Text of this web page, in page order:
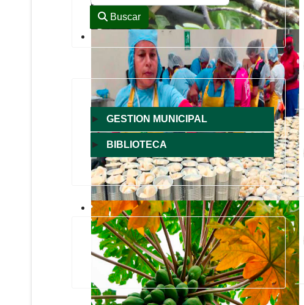
Buscar
► GESTION MUNICIPAL
► BIBLIOTECA